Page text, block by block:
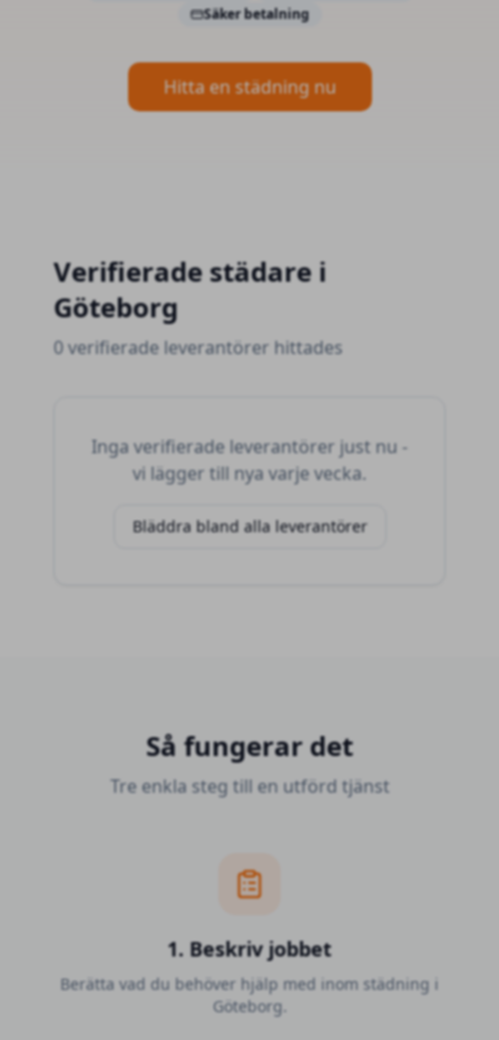
Säker betalning
Hitta en städning nu
Verifieradestädare i
Göteborg
0 verifierade leverantörer hittades
Inga verifierade leverantörer just nu -
vi lägger till nya varje vecka.
Bläddra bland alla leverantörer
Så fungerar det
Tre enkla steg till en utförd tjänst
1. Beskriv jobbet
Berätta vad du behöver hjälp med inom städning i
Göteborg.